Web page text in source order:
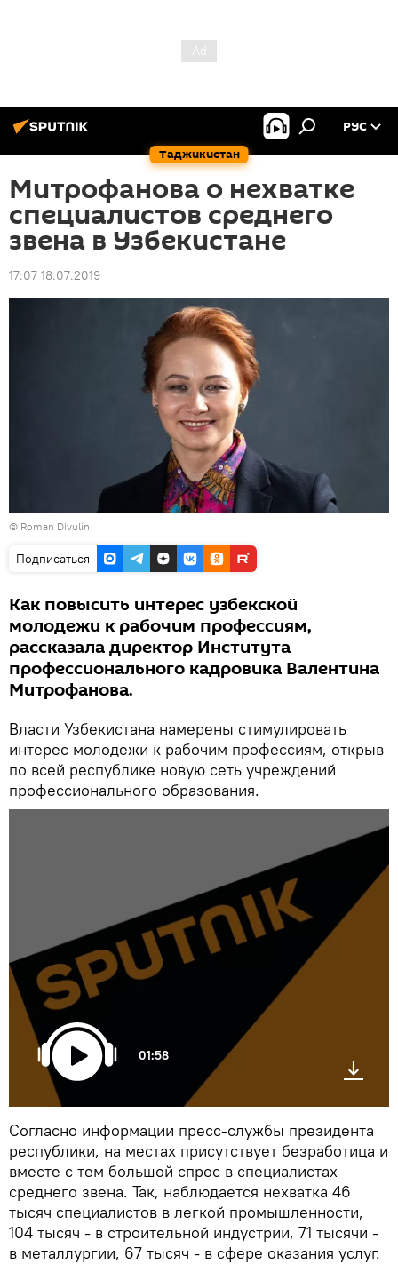
Таджикистан
РУС
Митрофанова о нехватке
специалистов среднего
звена в Узбекистане
17:07 18.07.2019
© Roman Divulin
Подписаться
Как повысить интерес узбекской
молодежи к рабочим профессиям,
рассказала директор Института
профессионального кадровика Валентина
Митрофанова.
Власти Узбекистана намерены стимулировать
интерес молодежи к рабочим профессиям, открыв
по всей республике новую сеть учреждений
профессионального образования.
01:58
Согласно информации пресс-службы президента
республики, на местах присутствует безработица и
вместе с тем большой спрос в специалистах
среднего звена. Так, наблюдается нехватка 46
тысяч специалистов в легкой промышленности,
104 тысяч - в строительной индустрии, 71 тысячи -
в металлургии, 67 тысяч - в сфере оказания услуг.